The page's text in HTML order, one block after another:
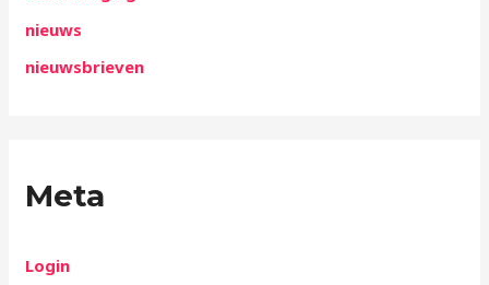
nieuws
nieuwsbrieven
Meta
Login